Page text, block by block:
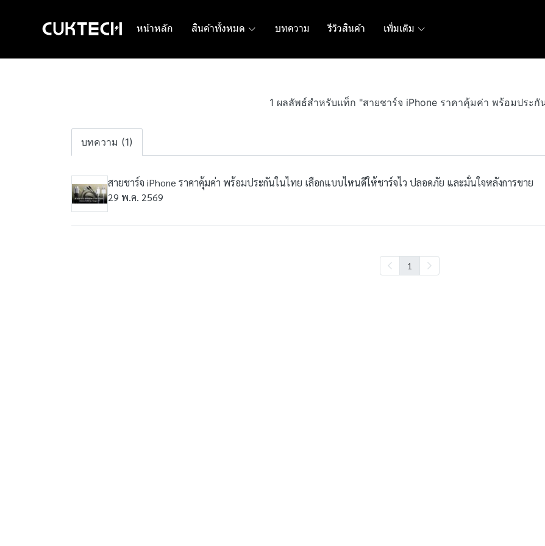
หน้าหลัก สินค้าทั้งหมด บทความ รีวิวสินค้า เพิ่มเติม
1 ผลลัพธ์สำหรับแท็ก "สายชาร์จ iPhone ราคาคุ้มค่า พร้อมประกั
บทความ (1)
สายชาร์จ iPhone ราคาคุ้มค่า พร้อมประกันในไทย เลือกแบบไหนดีให้ชาร์จไว ปลอดภัย และมั่นใจหลังการขาย
29 พ.ค. 2569
1